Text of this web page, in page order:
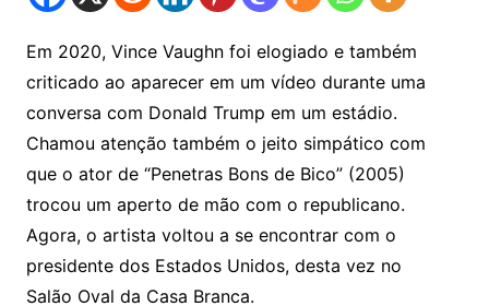
Em 2020, Vince Vaughn foi elogiado e também
criticado ao aparecer em um vídeo durante uma
conversa com Donald Trump em um estádio.
Chamou atenção também o jeito simpático com
que o ator de “Penetras Bons de Bico” (2005)
trocou um aperto de mão com o republicano.
Agora, o artista voltou a se encontrar com o
presidente dos Estados Unidos, desta vez no
Salão Oval da Casa Branca.